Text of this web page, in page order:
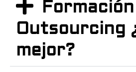
Outsourcing
mejor?